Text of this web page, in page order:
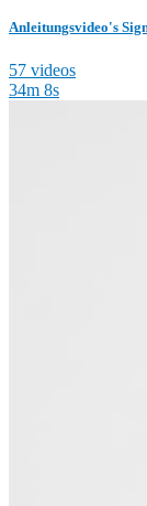
Anleitungsvideo's
57 videos
34m 8s